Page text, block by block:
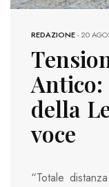
REDAZIONE-20
della
voce
“Totale